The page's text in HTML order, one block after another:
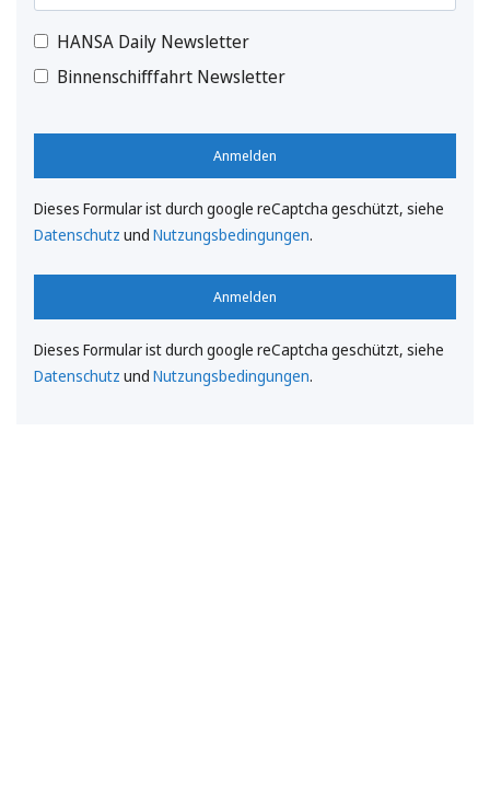
HANSA Daily Newsletter
Binnenschifffahrt Newsletter
Anmelden
Dieses Formular ist durch google reCaptcha geschützt, siehe
Datenschutz und Nutzungsbedingungen.
Anmelden
Dieses Formular ist durch google reCaptcha geschützt, siehe
Datenschutz und Nutzungsbedingungen.